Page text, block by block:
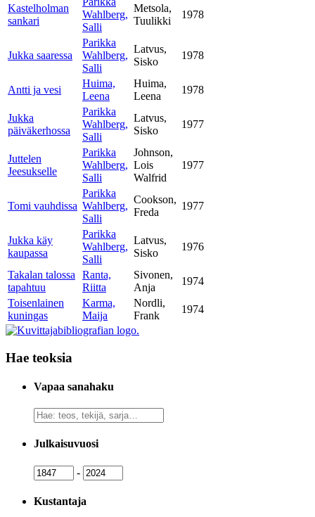
Kastelholman
sankari
Wahlberg,
Salli
Metsola,
Tuulikki
1978
Jukka saaressa
Parikka
Wahlberg,
Salli
Latvus,
Sisko
1978
Antti ja vesi
Huima,
Leena
Huima,
Leena
1978
Jukka
päiväkerhossa
Parikka
Wahlberg,
Salli
Latvus,
Sisko
1977
Juttelen
Jeesukselle
Parikka
Wahlberg,
Salli
Johnson,
Lois
Walfrid
1977
Tomi vauhdissa
Parikka
Wahlberg,
Salli
Cookson,
Freda
1977
Jukka käy
kaupassa
Parikka
Wahlberg,
Salli
Latvus,
Sisko
1976
Takalan talossa
tapahtuu
Ranta,
Riitta
Sivonen,
Anja
1974
Toisenlainen
kuningas
Karma,
Maija
Nordli,
Frank
1974
Hae teoksia
Vapaa sanahaku
Vapaa
sanahaku
Julkaisuvuosi
Julkaisuvuosi
- Julkaisuvuosi
Kustantaja